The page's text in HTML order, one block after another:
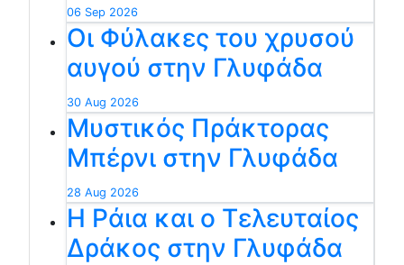
06 Sep 2026
Οι Φύλακες του χρυσού
αυγού στην Γλυφάδα
30 Aug 2026
Μυστικός Πράκτορας
Μπέρνι στην Γλυφάδα
28 Aug 2026
Η Ράια και ο Τελευταίος
Δράκος στην Γλυφάδα